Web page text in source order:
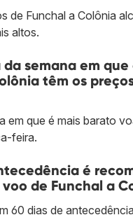
de Funchal a Colônia
altos.
semana em que
têm os
em que é mais barato
feira.
é
de Funchal a
60 dias de